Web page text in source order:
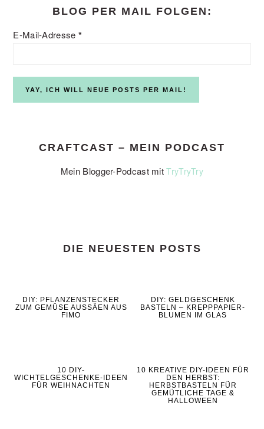
BLOG PER MAIL FOLGEN:
E-Mail-Adresse *
CRAFTCAST – MEIN PODCAST
Mein Blogger-Podcast mitTryTryTry
DIE NEUESTEN POSTS
DIY: PFLANZENSTECKER
ZUM GEMÜSE AUSSÄEN AUS
FIMO
DIY: GELDGESCHENK
BASTELN – KREPPPAPIER-
BLUMEN IM GLAS
10 DIY-
WICHTELGESCHENKE-IDEEN
FÜR WEIHNACHTEN
10 KREATIVE DIY-IDEEN FÜR
DEN HERBST:
HERBSTBASTELN FÜR
GEMÜTLICHE TAGE &
HALLOWEEN